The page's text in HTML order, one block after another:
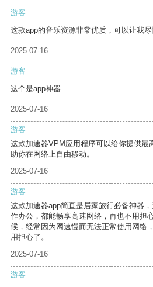
游客
这款app的音乐资源非常优质，可以让我尽
2025-07-16
游客
这个是app神器
2025-07-16
游客
这款加速器VPM应用程序可以给你提供最
助你在网络上自由移动。
2025-07-16
游客
这款加速器app简直是居家旅行必备神器
作办公，都能畅享高速网络，再也不用担
候，经常因为网速慢而无法正常使用网络
用担心了。
2025-07-16
游客